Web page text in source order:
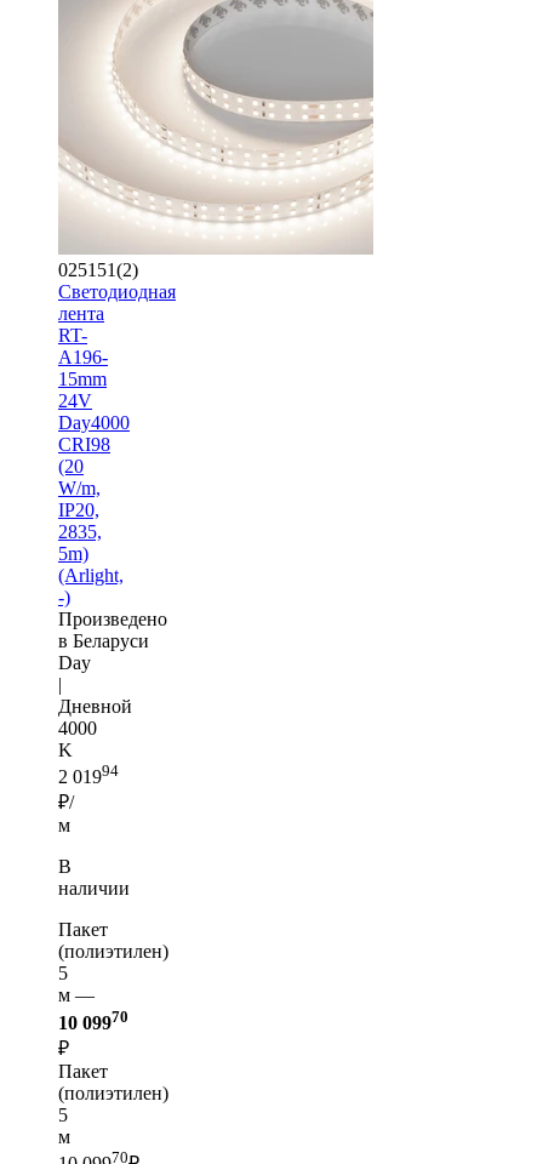
025151(2)
Светодиодная
лента
RT-
A196-
15mm
24V
Day4000
CRI98
(20
W/m,
IP20,
2835,
5m)
(Arlight,
-)
Произведено
в Беларуси
Day
|
Дневной
4000
K
2 01994
₽/
м
В
наличии
Пакет
(полиэтилен)
5
м —
10 09970
₽
Пакет
(полиэтилен)
5
м
70